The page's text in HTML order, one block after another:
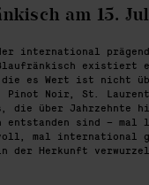
am 15.
international
existiert
es Wert ist nicht
Pinot Noir, St.
die über Jahrzehnte
entstanden sind – mal
mal international
der Herkunft